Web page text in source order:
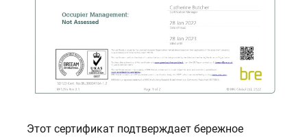
Этот сертификат подтверждает бережное